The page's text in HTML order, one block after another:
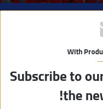
With
Subscribe to
the